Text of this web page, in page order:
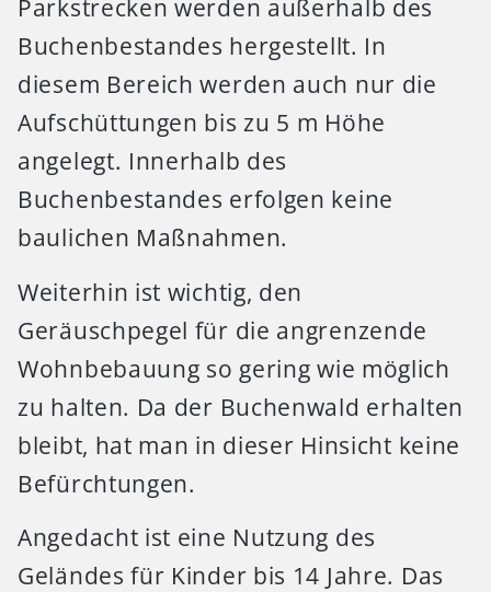
Parkstrecken werden außerhalb des
Buchenbestandes hergestellt. In
diesem Bereich werden auch nur die
Aufschüttungen bis zu 5 m Höhe
angelegt. Innerhalb des
Buchenbestandes erfolgen keine
baulichen Maßnahmen.
Weiterhin ist wichtig, den
Geräuschpegel für die angrenzende
Wohnbebauung so gering wie möglich
zu halten. Da der Buchenwald erhalten
bleibt, hat man in dieser Hinsicht keine
Befürchtungen.
Angedacht ist eine Nutzung des
Geländes für Kinder bis 14 Jahre. Das